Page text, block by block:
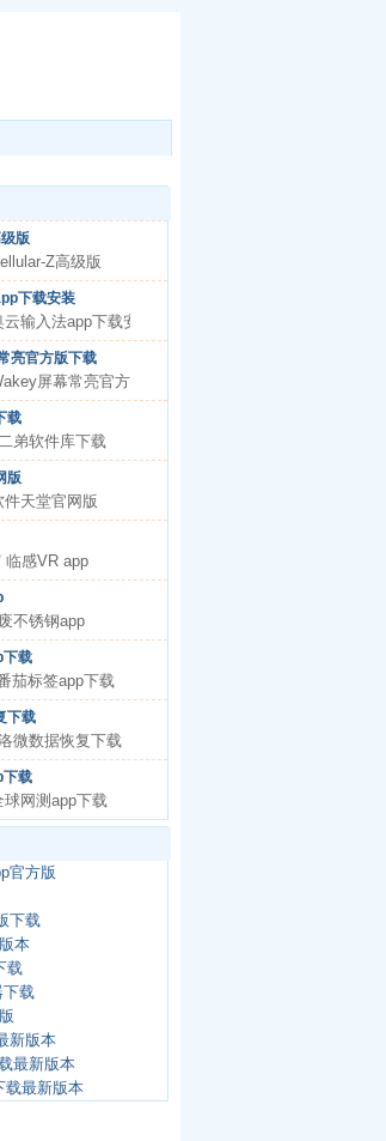
版
Z高级版
下载安装
云输入法app下载安装
亮官方版下载
屏幕常亮官方版下载
载
弟软件库下载
版
件天堂官网版
临感VR app
废不锈钢app
下载
茄标签app下载
下载
微数据恢复下载
下载
球网测app下载
官方版
下载
本
载
下载
新版本
最新版本
载最新版本